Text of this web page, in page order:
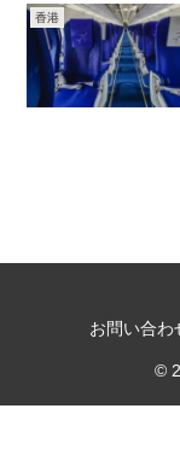
香港
お問い合わ
©